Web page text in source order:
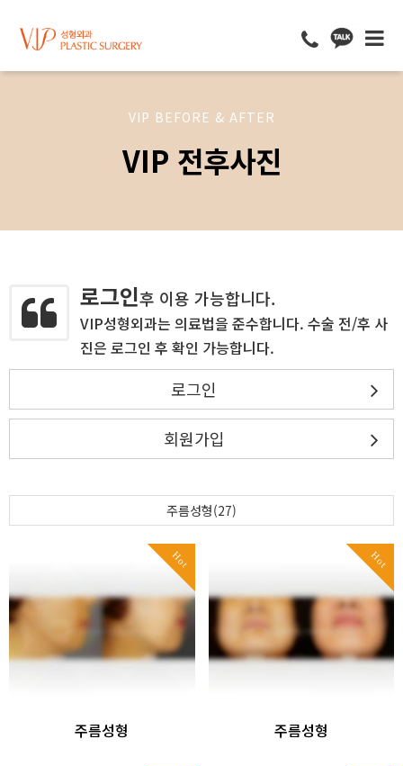
VIP BEFORE & AFTER
VIP 전후사진
로그인후 이용 가능합니다.
VIP성형외과는 의료법을 준수합니다. 수술 전/후 사
진은 로그인 후 확인 가능합니다.
로그인
회원가입
주름성형(27)
Hot
주름성형
Hot
주름성형